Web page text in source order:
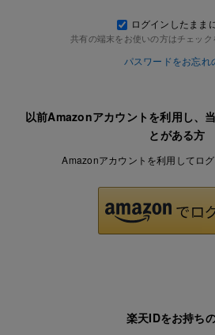
ログインしたまま
共有の端末をお使いの方はチェッ
パスワードをお忘れ
以前Amazonアカウントを利用し、
とがある方
Amazonアカウントを利用してログ
楽天IDをお持ち